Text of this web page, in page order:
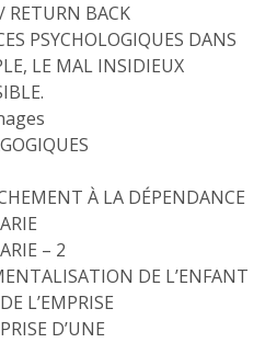
RETURN BACK
PSYCHOLOGIQUES DANS
LE MAL INSIDIEUX
À LA DÉPENDANCE
– 2
DE L’ENFANT
L’EMPRISE
D’UNE